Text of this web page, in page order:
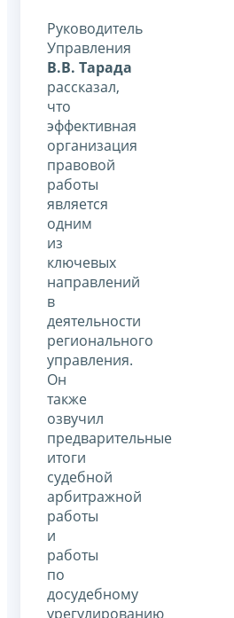
Руководитель
Управления
В.В. Тарада
рассказал,
что
эффективная
организация
правовой
работы
является
одним
из
ключевых
направлений
в
деятельности
регионального
управления.
Он
также
озвучил
предварительные
итоги
судебной
арбитражной
работы
и
работы
по
досудебному
урегулированию